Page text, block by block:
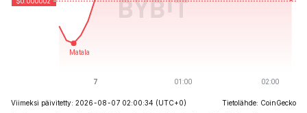
Viimeksi päivitetty: 2026-08-07 02:00:34 (UTC+0)
Tietolähde: CoinGecko